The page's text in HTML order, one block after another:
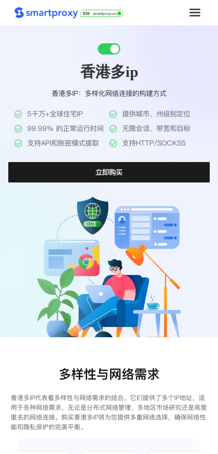
工具
帮助中心
香港多ip
香港多IP：多样化网络连接的构建方式
5千万+全球住宅IP
提供城市、州级别定位
99.99% 的正常运行时间
无限会话、带宽和目标
支持API和账密模式提取
支持HTTP/SOCKS5
立即购买
多样性与网络需求
香港多IP代表着多样性与网络需求的结合。它们提供了多个IP地址，适
用于各种网络需求，无论是分布式网络管理、多地区市场研究还是高度
匿名的网络连接。购买香港多IP将为您提供多重网络选择，确保网络性
能和隐私保护的完美平衡。